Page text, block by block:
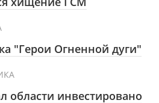
"Герои Огненной дуги"
области инвестировано